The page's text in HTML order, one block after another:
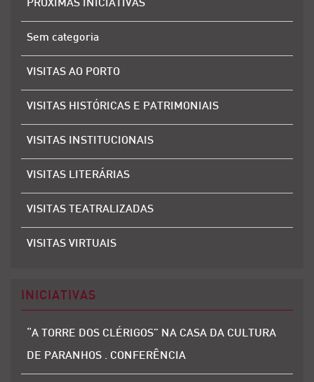
PRÓXIMAS INICIATIVAS
Sem categoria
VISITAS AO PORTO
VISITAS HISTÓRICAS E PATRIMONIAIS
VISITAS INSTITUCIONAIS
VISITAS LITERÁRIAS
VISITAS TEATRALIZADAS
VISITAS VIRTUAIS
INICIATIVAS
“A TORRE DOS CLÉRIGOS” NA CASA DA CULTURA
DE PARANHOS . CONFERÊNCIA